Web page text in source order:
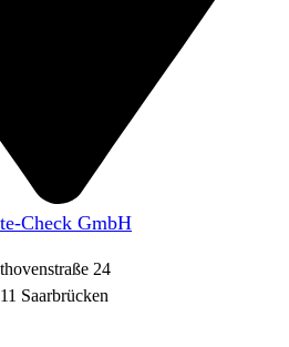
Check GmbH
24
Saarbrücken